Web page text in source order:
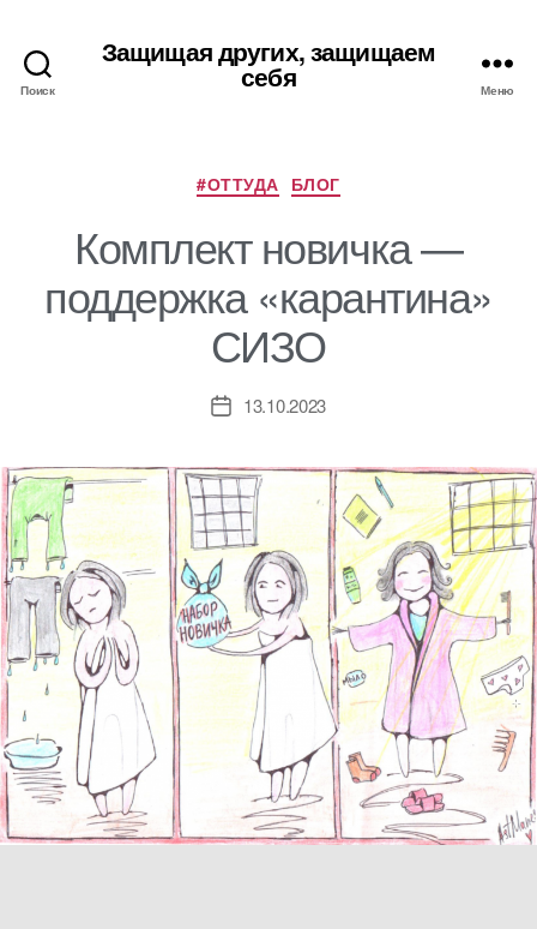
Поиск
Защищая других, защищаем
себя Меню
Рубрики
#ОТТУДА БЛОГ
Комплект новичка —
поддержка «карантина»
СИЗО
Дата13.10.2023